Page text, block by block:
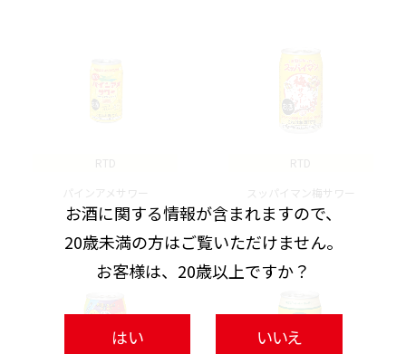
RTD
パインアメサワー
RTD
スッパイマン梅サワー
お酒に関する情報が含まれますので、
20歳未満の方はご覧いただけません。
お客様は、20歳以上ですか？
はい いいえ